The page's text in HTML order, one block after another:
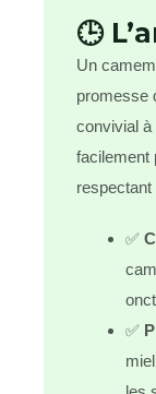
🕒
Un
promesse
convivial à
facilement
✅
✅